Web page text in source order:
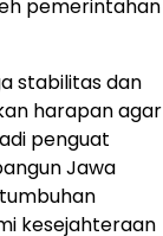
pemerintahan
stabilitas dan
harapan agar
penguat
Jawa
kesejahteraan